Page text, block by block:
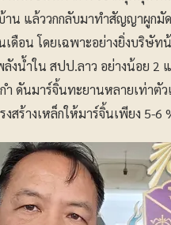
น แล้ววกกลับมาทำสัญญาผูกมั
ดือน โดยเฉพาะอย่างยิ่งบริษัท
งน้ำใน สปป.ลาว อย่างน้อย 2
ำ ดันมาร์จิ้นทะยานหลายเท่า
สร้างเหล็กให้มาร์จิ้นเพียง 5-6